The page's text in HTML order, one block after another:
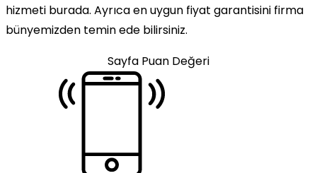
hizmeti burada. Ayrıca en uygun fiyat garantisini firma
bünyemizden temin ede bilirsiniz.
Sayfa Puan Değeri